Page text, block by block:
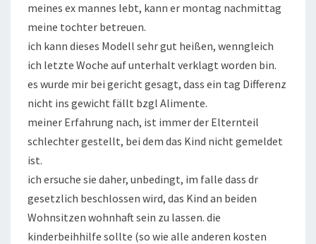
meines ex mannes lebt, kann er montag nachmittag
meine tochter betreuen.
ich kann dieses Modell sehr gut heißen, wenngleich
ich letzte Woche auf unterhalt verklagt worden bin.
es wurde mir bei gericht gesagt, dass ein tag Differenz
nicht ins gewicht fällt bzgl Alimente.
meiner Erfahrung nach, ist immer der Elternteil
schlechter gestellt, bei dem das Kind nicht gemeldet
ist.
ich ersuche sie daher, unbedingt, im falle dass dr
gesetzlich beschlossen wird, das Kind an beiden
Wohnsitzen wohnhaft sein zu lassen. die
kinderbeihhilfe sollte (so wie alle anderen kosten